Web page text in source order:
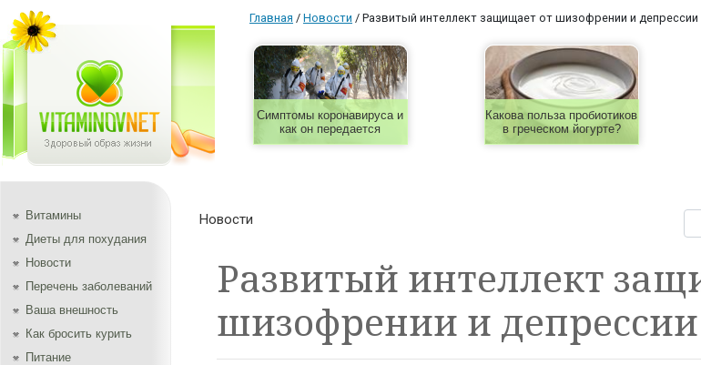
Главная / Новости / Развитый интеллект защищает от шизофрении и депрессии
Симптомы коронавируса и
как он передается
Какова польза пробиотиков
в греческом йогурте?
Витамины
Диеты для похудания
Новости
Перечень заболеваний
Ваша внешность
Как бросить курить
Питание
Новости
Развитый интеллект
шизофрении и депрессии